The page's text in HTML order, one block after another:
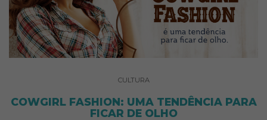
CULTURA
COWGIRL FASHION: UMA TENDÊNCIA PARA
FICAR DE OLHO